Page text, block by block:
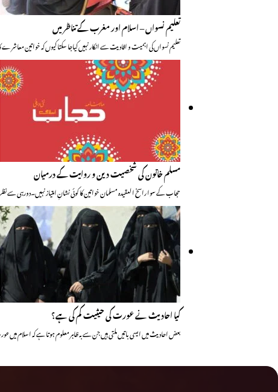
تعلیم نسواں – اسلام اور مغرب کے تناظر میں
تعلیم نسواں کی اہمیت و افادیت سے انکار نہیں کیاجا سکتا کیوں کہ خواتین
مسلم خاتون کی شخصیت دین و روایت کے درمیان
حجاب کے سوا راسخ العقیدہ مسلمان خواتین کا کوئی نشانِ امتیاز نہیں۔دورہی سے
کیا احادیث نے عورت کی حیثیت کم کی ہے؟
بعض احادیث میں ایسی باتیں ملتی ہیں جن سے بہ ظاہر معلوم ہوتا ہے کہ اسلام